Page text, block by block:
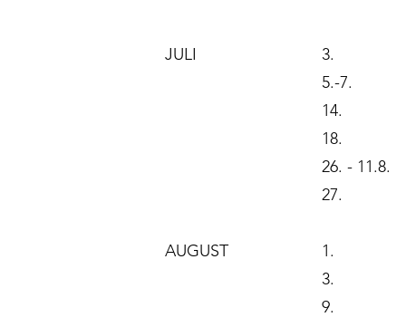
JULI
AUGUST
3.
5.-7.
14.
18.
26. - 11.8.
27.
1.
3.
9.